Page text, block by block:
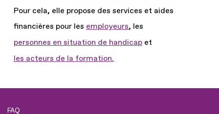
Pour cela, elle propose des services et aides
financières pour les employeurs, les
personnes en situation de handicap et
les acteurs de la formation.
FAQ